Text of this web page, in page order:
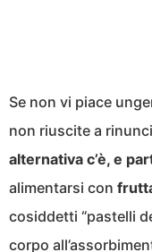
Se non vi piace
non riuscite a
alternativa c’è, e
alimentarsi con
cosiddetti “pastelli
corpo